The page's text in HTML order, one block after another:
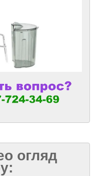
огляд